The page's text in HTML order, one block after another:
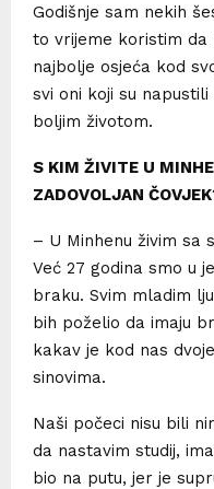
Godišnje sam nekih
to vrijeme koristim da
najbolje osjeća kod
svi oni koji su
boljim životom.
S KIM ŽIVITE U
ZADOVOLJAN
– U Minhenu živim sa
Već 27 godina smo u
braku. Svim mladim
bih poželio da imaju
kakav je kod nas
sinovima.
Naši počeci nisu bili
da nastavim studij,
bio na putu, jer je